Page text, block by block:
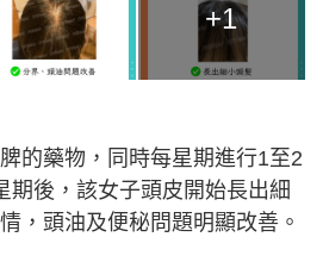
+1
的藥物，同時每星期進行1至2
期後，該女子頭皮開始長出細
，頭油及便秘問題明顯改善。